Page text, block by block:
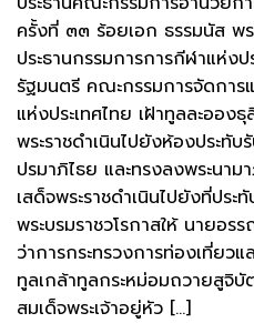
ครั้งที่ ๓๓ ร้อยเอก ธรรมนัส พ
ประธานกรรมการการกีฬาแห่ง
รัฐมนตรี คณะกรรมการจัดการ
แห่งประเทศไทย เฝ้าทูลละออง
พระราชดำเนินไปยังห้องประทั
ปรมาภิไธย และทรงลงพระนาม
เสด็จพระราชดำเนินไปยังที่ปร
พระบรมราชวโรกาสให้ นายอ
ว่าการกระทรวงการท่องเที่ยว
ทูลเกล้าทูลกระหม่อมถวายสูจิบั
สมเด็จพระเจ้าอยู่หัว […]